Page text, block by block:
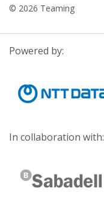
© 2026 Teaming
Powered by:
In collaboration with: